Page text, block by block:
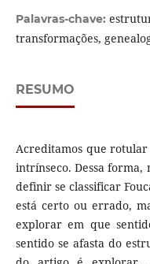
Palavras-chave:
transformações,
RESUMO
Acreditamos que
intrínseco. Dessa forma,
definir se classificar
está certo ou errado,
explorar em que
sentido se afasta do